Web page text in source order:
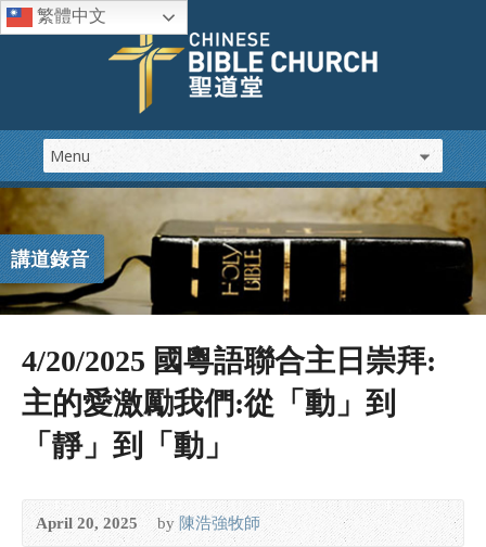
繁體中文
講道錄音
4/20/2025 國粵語聯合主日崇拜:
主的愛激勵我們:從「動」到
「靜」到「動」
April 20, 2025 by 陳浩強牧師